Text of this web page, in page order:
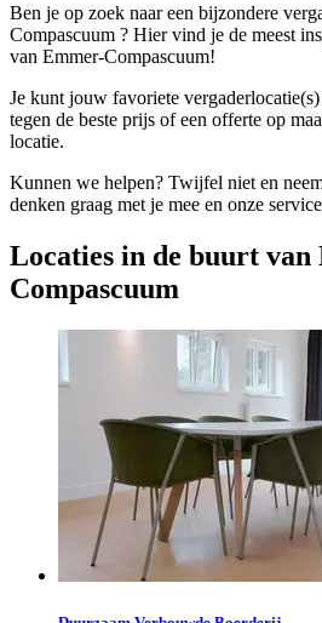
Ben je op zoek naar een bijzondere
Compascuum ? Hier vind je de meest
van Emmer-Compascuum!
Je kunt jouw favoriete
tegen de beste prijs of een offerte op
locatie.
Kunnen we helpen? Twijfel niet en
denken graag met je mee en onze
Locaties in de buurt van
Compascuum